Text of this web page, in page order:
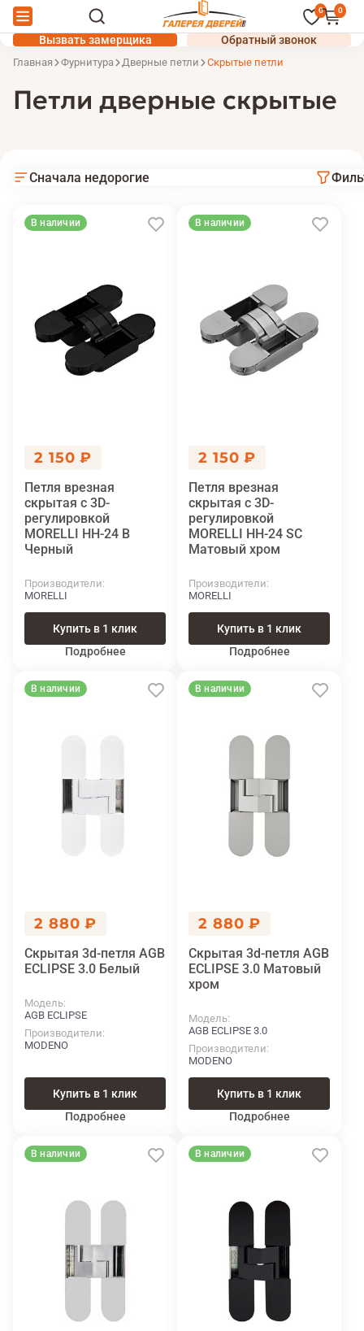
0 0
Вызвать замерщика Обратный звонок
Главная Фурнитура Дверные петли Скрытые петли
Петли дверные скрытые
Сначала недорогие
В наличии
2 150 ₽
Петля врезная
скрытая с 3D-
регулировкой
MORELLI HH-24 B
Черный
Производители
MORELLI
Купить в 1 клик
Подробнее
В наличии
2 150 ₽
Петля врезная
скрытая с 3D-
регулировкой
MORELLI HH-24 SC
Матовый хром
Производители
MORELLI
Купить в 1 клик
Подробнее
В наличии
2 880 ₽
Скрытая 3d-петля AGB
ECLIPSE 3.0 Белый
Модель
AGB ECLIPSE
Производители
MODENO
Купить в 1 клик
Подробнее
В наличии
2 880 ₽
Скрытая 3d-петля AGB
ECLIPSE 3.0 Матовый
хром
Модель
AGB ECLIPSE 3.0
Производители
MODENO
Купить в 1 клик
Подробнее
В наличии В наличии